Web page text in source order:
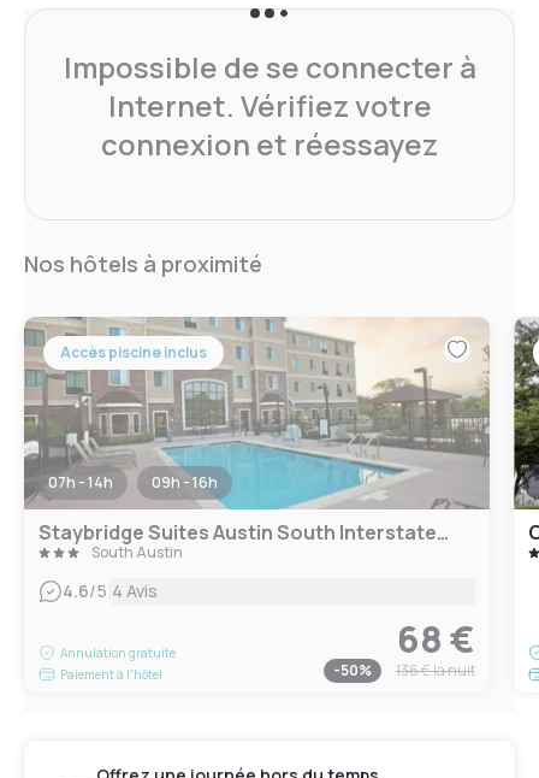
Impossible de se connecter à
Internet. Vérifiez votre
connexion et réessayez
Nos hôtels à proximité
Accès piscine inclus
07h - 14h 09h - 16h
Staybridge Suites Austin South Interstate Hwy 35 by IHG
South Austin
4.6/5|4 Avis
Annulation gratuite
Paiement à l'hôtel
68 €
-50% 136 €la nuit